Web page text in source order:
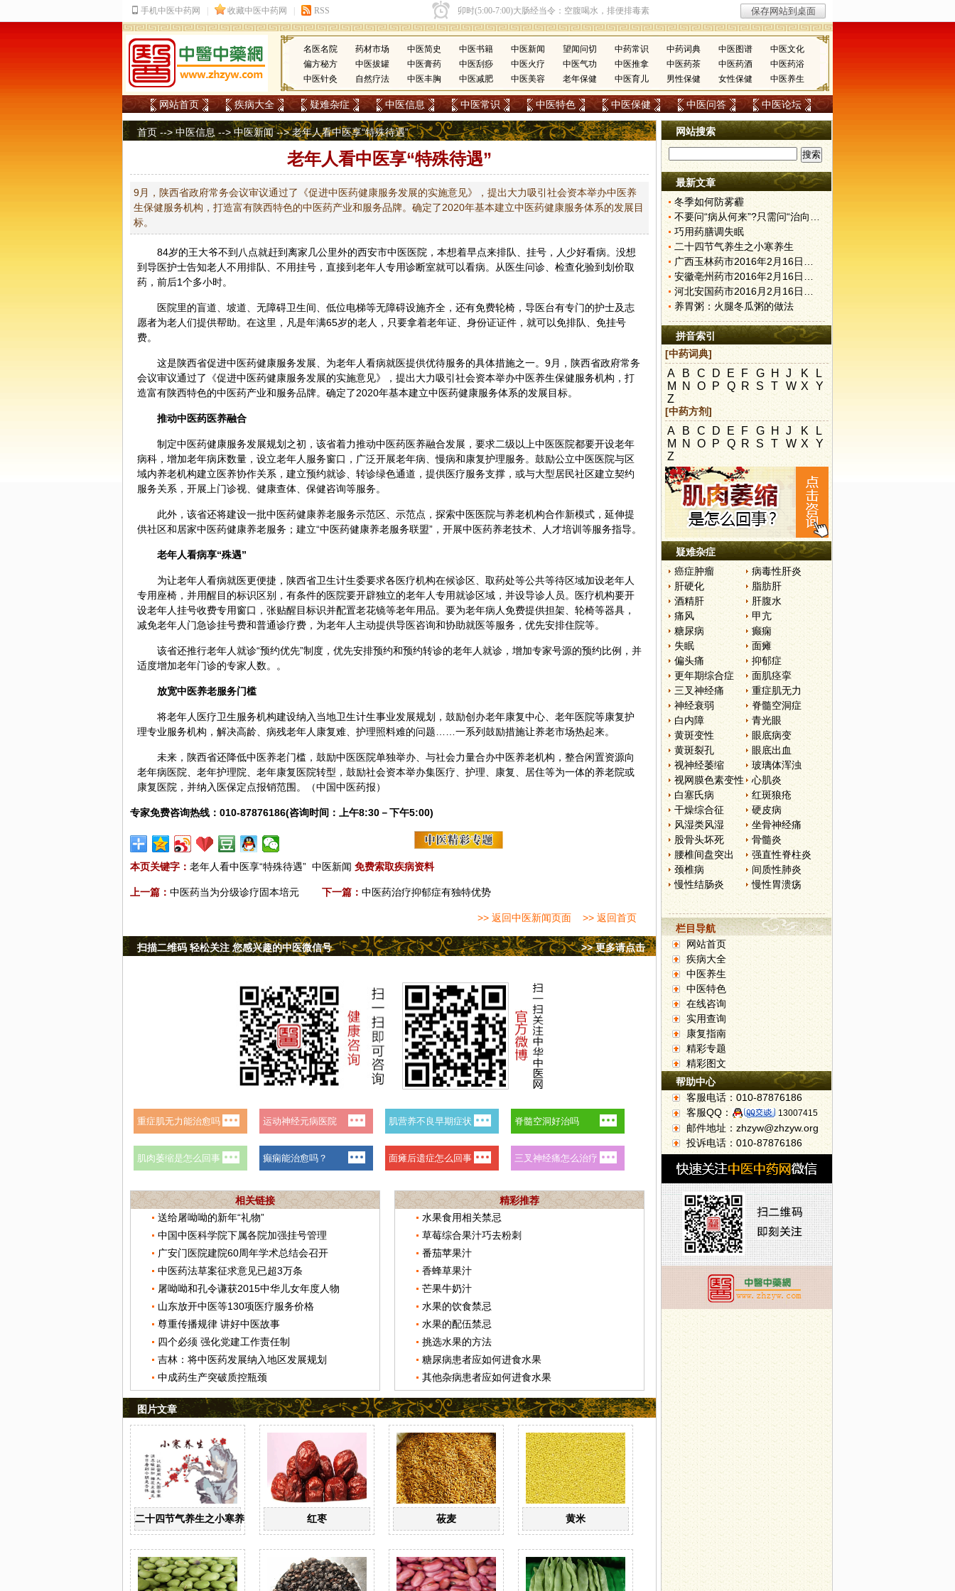
名医名院 药材市场 中医简史 中医书籍 中医新闻 望闻问切 中药常识 中药词典 中医图谱
中医文化
偏方秘方
中医拔罐 中医膏药 中医刮痧 中医火疗 中医气功 中医推拿 中医药茶 中医药酒
中医药浴
中医针灸
自然疗法 中医丰胸 中医减肥 中医美容 老年保健 中医育儿 男性保健 女性保健 中医养生
网站首页 疾病大全 疑难杂症 中医信息 中医常识 中医特色 中医保健 中医问答 中医论坛
首页 -->中医信息 -->中医新闻--> 老年人看中医享“特殊待遇”
老年人看中医享“特殊待遇”
9月，陕西省政府常务会议审议通过了《促进中医药健康服务发展的实施意见》，提出大力吸引社会资本举办中医养
生保健服务机构，打造富有陕西特色的中医药产业和服务品牌。确定了2020年基本建立中医药健康服务体系的发展目
标。
84岁的王大爷不到八点就赶到离家几公里外的西安市中医医院，本想着早点来排队、挂号，人少好看病。没想
到导医护士告知老人不用排队、不用挂号，直接到老年人专用诊断室就可以看病。从医生问诊、检查化验到划价取
药，前后1个多小时。
医院里的盲道、坡道、无障碍卫生间、低位电梯等无障碍设施齐全，还有免费轮椅，导医台有专门的护士及志
愿者为老人们提供帮助。在这里，凡是年满65岁的老人，只要拿着老年证、身份证证件，就可以免排队、免挂号
费。
这是陕西省促进中医药健康服务发展、为老年人看病就医提供优待服务的具体措施之一。9月，陕西省政府常务
会议审议通过了《促进中医药健康服务发展的实施意见》，提出大力吸引社会资本举办中医养生保健服务机构，打
造富有陕西特色的中医药产业和服务品牌。确定了2020年基本建立中医药健康服务体系的发展目标。
推动中医药医养融合
制定中医药健康服务发展规划之初，该省着力推动中医药医养融合发展，要求二级以上中医医院都要开设老年
病科，增加老年病床数量，设立老年人服务窗口，广泛开展老年病、慢病和康复护理服务。鼓励公立中医医院与区
域内养老机构建立医养协作关系，建立预约就诊、转诊绿色通道，提供医疗服务支撑，或与大型居民社区建立契约
服务关系，开展上门诊视、健康查体、保健咨询等服务。
此外，该省还将建设一批中医药健康养老服务示范区、示范点，探索中医医院与养老机构合作新模式，延伸提
供社区和居家中医药健康养老服务；建立“中医药健康养老服务联盟”，开展中医药养老技术、人才培训等服务指导。
老年人看病享“殊遇”
为让老年人看病就医更便捷，陕西省卫生计生委要求各医疗机构在候诊区、取药处等公共等待区域加设老年人
专用座椅，并用醒目的标识区别，有条件的医院要开辟独立的老年人专用就诊区域，并设导诊人员。医疗机构要开
设老年人挂号收费专用窗口，张贴醒目标识并配置老花镜等老年用品。要为老年病人免费提供担架、轮椅等器具，
减免老年人门急诊挂号费和普通诊疗费，为老年人主动提供导医咨询和协助就医等服务，优先安排住院等。
该省还推行老年人就诊“预约优先”制度，优先安排预约和预约转诊的老年人就诊，增加专家号源的预约比例，并
适度增加老年门诊的专家人数。。
放宽中医养老服务门槛
将老年人医疗卫生服务机构建设纳入当地卫生计生事业发展规划，鼓励创办老年康复中心、老年医院等康复护
理专业服务机构，解决高龄、病残老年人康复难、护理照料难的问题……一系列鼓励措施让养老市场热起来。
未来，陕西省还降低中医养老门槛，鼓励中医医院单独举办、与社会力量合办中医养老机构，整合闲置资源向
老年病医院、老年护理院、老年康复医院转型，鼓励社会资本举办集医疗、护理、康复、居住等为一体的养老院或
康复医院，并纳入医保定点报销范围。（中国中医药报）
专家免费咨询热线：010-87876186(咨询时间：上午8:30－下午5:00)
本页关键字： 老年人看中医享“特殊待遇” 中医新闻 免费索取疾病资料
上一篇： 中医药当为分级诊疗固本培元 下一篇： 中医药治疗抑郁症有独特优势
>> 返回中医新闻页面 >> 返回首页
>> 更多请点击
扫描二维码 轻松关注 您感兴趣的中医微信号
相关链接
送给屠呦呦的新年“礼物”
中国中医科学院下属各院加强挂号管理
广安门医院建院60周年学术总结会召开
中医药法草案征求意见已超3万条
屠呦呦和孔令谦获2015中华儿女年度人物
山东放开中医等130项医疗服务价格
尊重传播规律 讲好中医故事
四个必须 强化党建工作责任制
吉林：将中医药发展纳入地区发展规划
中成药生产突破质控瓶颈
精彩推荐
水果食用相关禁忌
草莓综合果汁巧去粉刺
番茄苹果汁
香蜂草果汁
芒果牛奶汁
水果的饮食禁忌
水果的配伍禁忌
挑选水果的方法
糖尿病患者应如何进食水果
其他杂病患者应如何进食水果
图片文章
二十四节气养生之小寒养生 红枣 莜麦 黄米
网站搜索
最新文章
冬季如何防雾霾
不要问“病从何来”?只需问“治向何去”?
巧用药膳调失眠
二十四节气养生之小寒养生
广西玉林药市2016年2月16日快讯
安徽亳州药市2016年2月16日快讯
河北安国药市2016月2月16日快讯
养胃粥：火腿冬瓜粥的做法
拼音索引
[中药词典]
A B C D E F G H J K
L
M N O P Q R S T W X
Y
Z
[中药方剂]
A B C D E F G H J K
L
M N O P Q R S T W X
Y
Z
疑难杂症
癌症肿瘤
病毒性肝炎
肝硬化
脂肪肝
酒精肝
肝腹水
痛风
甲亢
糖尿病
癫痫
失眠
面瘫
偏头痛
抑郁症
更年期综合症
面肌痉挛
三叉神经痛
重症肌无力
神经衰弱
脊髓空洞症
白内障
青光眼
黄斑变性
眼底病变
黄斑裂孔
眼底出血
视神经萎缩
玻璃体浑浊
视网膜色素变性
心肌炎
白塞氏病
红斑狼疮
干燥综合征
硬皮病
风湿类风湿
坐骨神经痛
股骨头坏死
骨髓炎
腰椎间盘突出
强直性脊柱炎
颈椎病
间质性肺炎
慢性结肠炎
慢性胃溃疡
栏目导航
网站首页
疾病大全
中医养生
中医特色
在线咨询
实用查询
康复指南
精彩专题
精彩图文
帮助中心
客服电话：010-87876186
客服QQ：
13007415
邮件地址：zhzyw@zhzyw.org
投诉电话：010-87876186